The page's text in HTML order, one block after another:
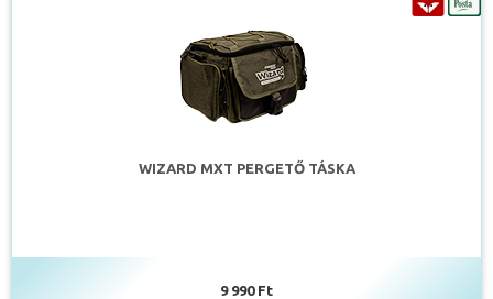
WIZARD MXT PERGETŐ TÁSKA
9 990 Ft